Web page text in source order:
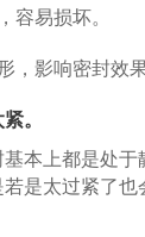
易损坏。
影响密封效果
。
上都是处于
是太过紧了也